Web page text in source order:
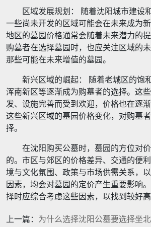
区域发展规划： 随着沈阳城市建设
一些尚未开发的区域可能会在未来成为
地区的墓园价格通常会随着未来潜力的提
购墓者在选择墓园时，也应关注区域的
那些可能在未来增值的墓园。
新兴区域的崛起： 随着老城区的饱
浑南新区等逐渐成为购墓者的选择。这
发、设施完善而受到欢迎，价格也在逐
这些新兴区域的墓园价格变化，对购墓
择。
在沈阳购买公墓时，墓园的方位对
的。市区与郊区的价格差异、交通的便
境与文化氛围、政策与市场供需关系，
因素，均会对墓园的定价产生重要影响
择时应综合考虑这些因素，以找到较好高
上一篇： 为什么选择沈阳公墓要选择坐